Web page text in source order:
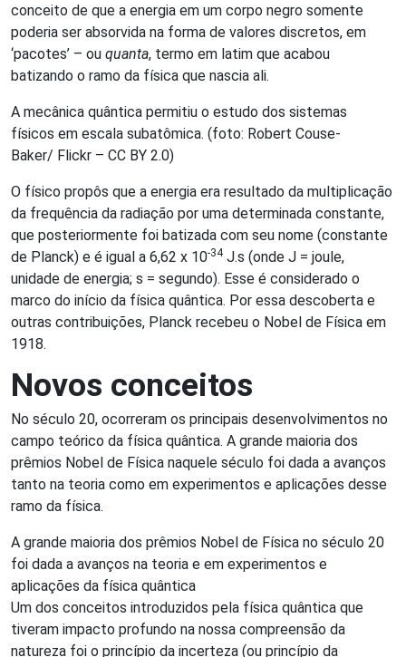
conceito de que a energia em um corpo negro somente
poderia ser absorvida na forma de valores discretos, em
‘pacotes’ – ou quanta, termo em latim que acabou
batizando o ramo da física que nascia ali.
A mecânica quântica permitiu o estudo dos sistemas
físicos em escala subatômica. (foto: Robert Couse-
Baker/ Flickr – CC BY 2.0)
O físico propôs que a energia era resultado da multiplicação
da frequência da radiação por uma determinada constante,
que posteriormente foi batizada com seu nome (constante
de Planck) e é igual a 6,62 x 10-34J.s (onde J = joule,
unidade de energia; s = segundo). Esse é considerado o
marco do início da física quântica. Por essa descoberta e
outras contribuições, Planck recebeu o Nobel de Física em
1918.
Novos conceitos
No século 20, ocorreram os principais desenvolvimentos no
campo teórico da física quântica. A grande maioria dos
prêmios Nobel de Física naquele século foi dada a avanços
tanto na teoria como em experimentos e aplicações desse
ramo da física.
A grande maioria dos prêmios Nobel de Física no século 20
foi dada a avanços na teoria e em experimentos e
aplicações da física quântica
Um dos conceitos introduzidos pela física quântica que
tiveram impacto profundo na nossa compreensão da
natureza foi o princípio da incerteza (ou princípio da